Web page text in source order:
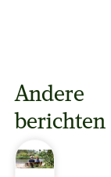
Andere
berichten